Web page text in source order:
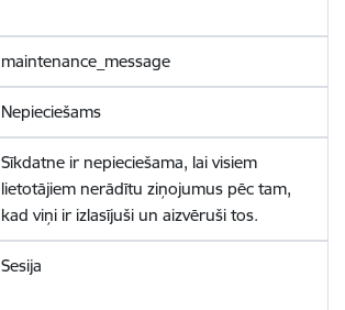
maintenance_message
Nepieciešams
Sīkdatne ir nepieciešama, lai visiem
lietotājiem nerādītu ziņojumus pēc tam,
kad viņi ir izlasījuši un aizvēruši tos.
Sesija